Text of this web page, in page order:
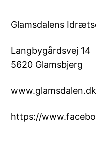
Glamsdalens
Langbygårdsvej 14
5620 Glamsbjerg
www.glamsdalen.dk
https://